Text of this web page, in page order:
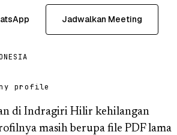
Jadwalkan Meeting
profile
di Indragiri Hilir kehilangan
masih berupa file PDF lama